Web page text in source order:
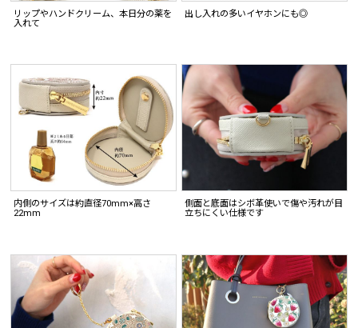
リップやハンドクリーム、本日分の薬を
入れて
出し入れの多いイヤホンにも◎
内側のサイズは約直径70mm×高さ
22mm
側面と底面はシボ革使いで傷や汚れが目
立ちにくい仕様です